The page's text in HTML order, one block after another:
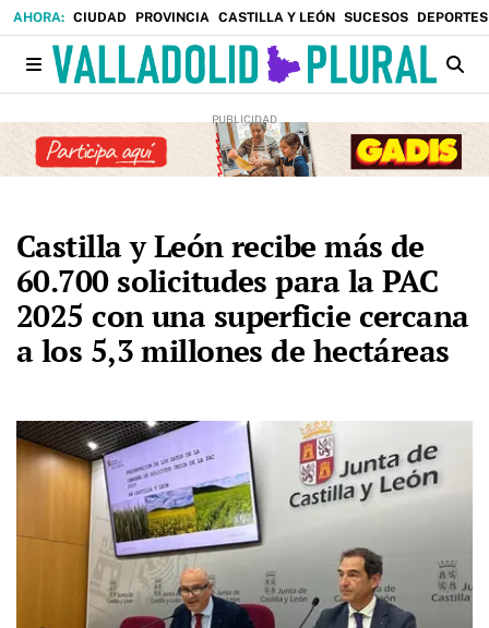
CIUDAD PROVINCIA CASTILLA Y LEÓN SUCESOS DEPORTES
Castilla y León recibe más de
60.700 solicitudes para la PAC
2025 con una superficie cercana
a los 5,3 millones de hectáreas